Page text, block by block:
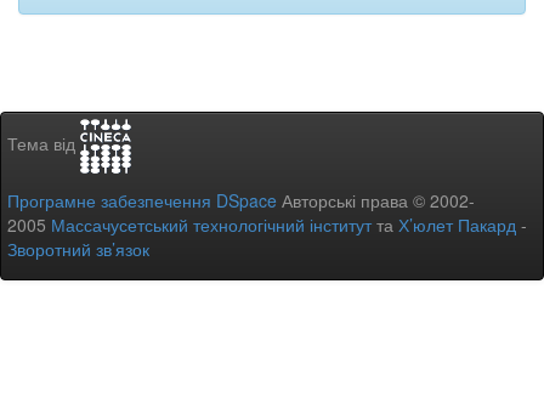
Тема від
Програмне забезпечення DSpace Авторські права © 2002-
2005 Массачусетський технологічний інститутта Х’юлет Пакард -
Зворотний зв’язок